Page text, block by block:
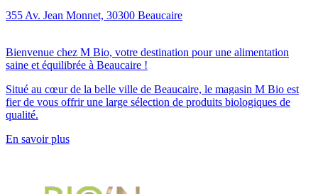
355 Av. Jean Monnet, 30300 Beaucaire
Bienvenue chez M Bio, votre destination pour une alimentation
saine et équilibrée à Beaucaire !
Situé au cœur de la belle ville de Beaucaire, le magasin M Bio est
fier de vous offrir une large sélection de produits biologiques de
qualité.
En savoir plus